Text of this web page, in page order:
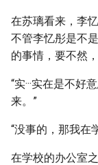
在苏璃看来，李
不管李忆彤是不
的事情，要不然
“实···实在是不
来。”
“没事的，那我在
在学校的办公室